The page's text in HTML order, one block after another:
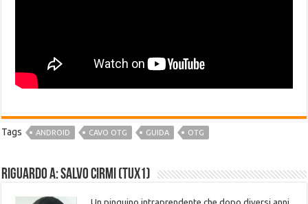
Tags ANDROID CAVO OTG GUIDA OTG
Riguardo a: Salvo Cirmi (Tux1)